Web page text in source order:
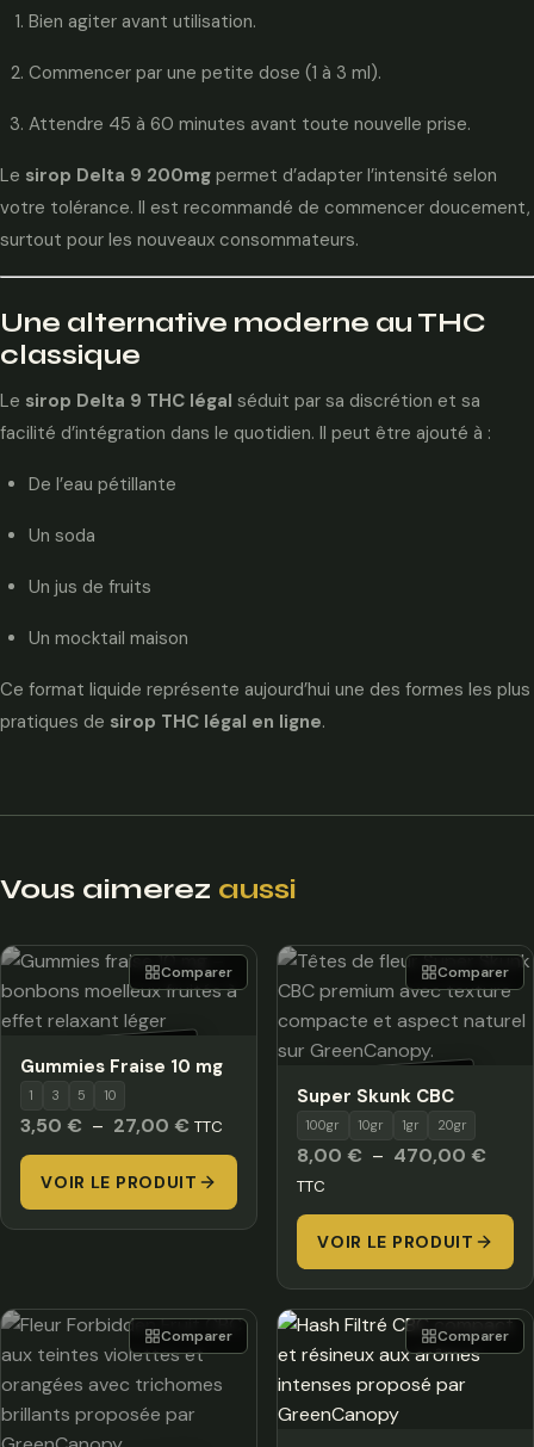
Bien agiter avant utilisation.
Commencer par une petite dose (1 à 3 ml).
Attendre 45 à 60 minutes avant toute nouvelle prise.
Le sirop Delta 9 200mg permet d’adapter l’intensité selon
votre tolérance. Il est recommandé de commencer doucement,
surtout pour les nouveaux consommateurs.
Une alternative moderne au THC
classique
Le sirop Delta 9 THC légal séduit par sa discrétion et sa
facilité d’intégration dans le quotidien. Il peut être ajouté à :
De l’eau pétillante
Un soda
Un jus de fruits
Un mocktail maison
Ce format liquide représente aujourd’hui une des formes les plus
pratiques de sirop THC légal en ligne.
Vous aimerez aussi
HORS STOCK
Gummies Fraise 10 mg
1 3 5 10
3,50 € – 27,00 € Plage
de
prix :
3,50 €
TTC
VOIR LE PRODUIT
Comparer
HORS STOCK
Super Skunk CBC
100gr 10gr 1gr 20gr
8,00 € – 470,00 €
prix :
8,00
à
TTC
VOIR LE PRODUIT
Comparer
Comparer Comparer